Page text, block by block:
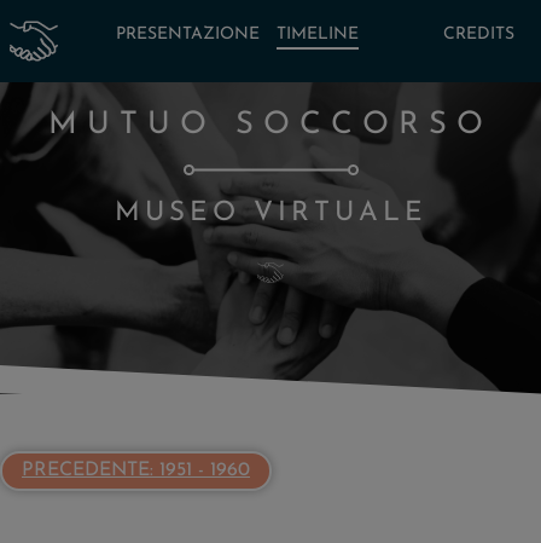
PRESENTAZIONE TIMELINE CREDITS
MUTUO SOCCORSO
MUSEO VIRTUALE
PRECEDENTE: 1951 - 1960